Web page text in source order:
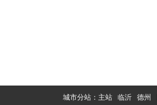
城市分站： 主站 临沂 德州